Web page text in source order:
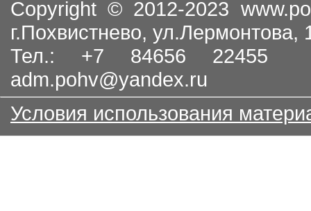
Copyright © 2012-2023
г.Похвистнево, ул.Лермонтова,
Тел.: +7 84656
adm.pohv@yandex.ru
Условия использования